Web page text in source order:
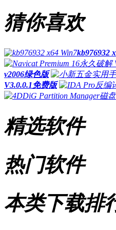
猜你喜欢
kb976932
v2006绿色版
V3.0.0.1免费版
精选软件
热门软件
本类下载排